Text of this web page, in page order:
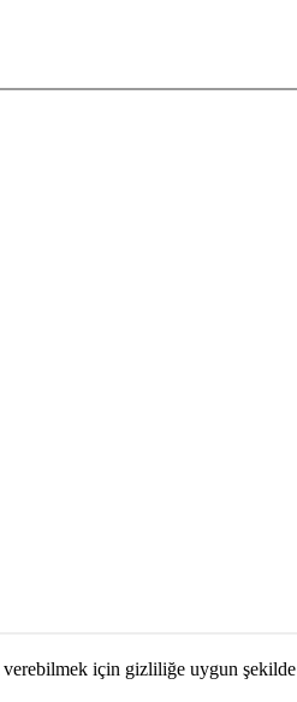
için gizliliğe uygun